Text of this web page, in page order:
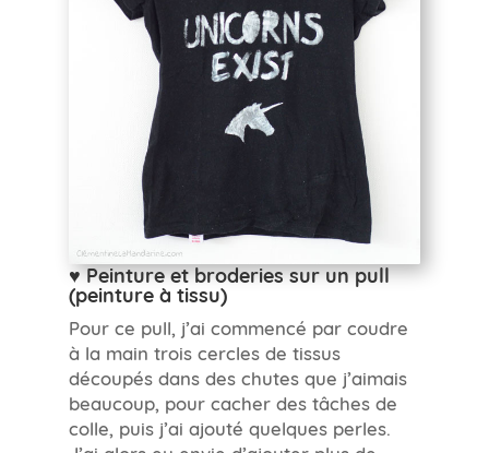
♥ Peinture et broderies sur un pull
(peinture à tissu)
Pour ce pull, j’ai commencé par coudre
à la main trois cercles de tissus
découpés dans des chutes que j’aimais
beaucoup, pour cacher des tâches de
colle, puis j’ai ajouté quelques perles.